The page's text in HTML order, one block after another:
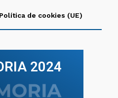
Política de cookies (UE)
2024